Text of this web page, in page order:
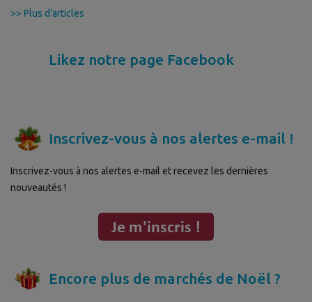
>> Plus d'articles
Likez notre page Facebook
Inscrivez-vous à nos alertes e-mail !
Inscrivez-vous à nos alertes e-mail et recevez les dernières
nouveautés !
Encore plus de marchés de Noël ?